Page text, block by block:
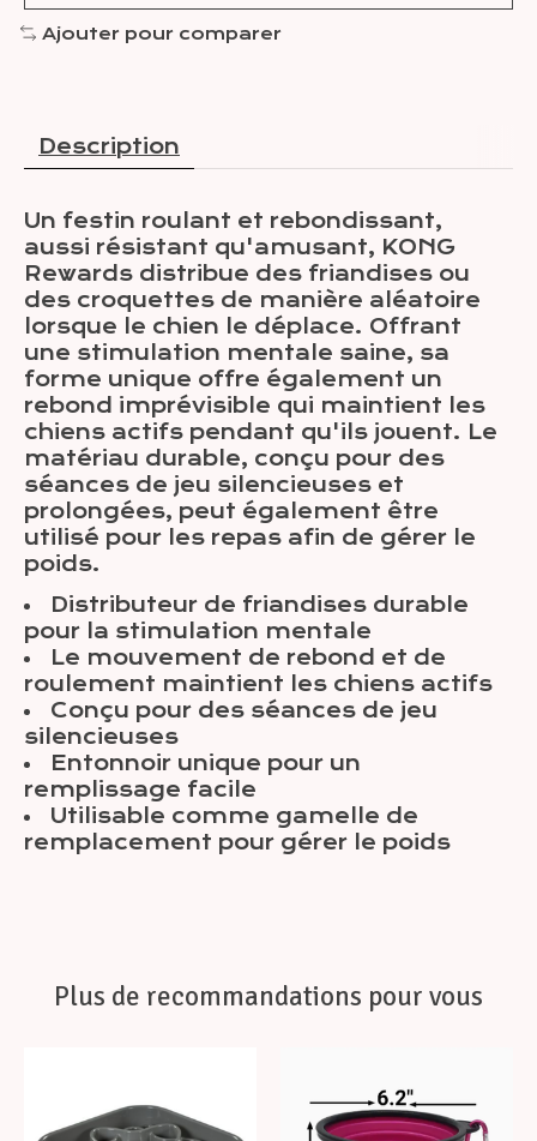
Ajouter pour comparer
Description
Un festin roulant et rebondissant,
aussi résistant qu'amusant, KONG
Rewards distribue des friandises ou
des croquettes de manière aléatoire
lorsque le chien le déplace. Offrant
une stimulation mentale saine, sa
forme unique offre également un
rebond imprévisible qui maintient les
chiens actifs pendant qu'ils jouent. Le
matériau durable, conçu pour des
séances de jeu silencieuses et
prolongées, peut également être
utilisé pour les repas afin de gérer le
poids.
Distributeur de friandises durable
pour la stimulation mentale
Le mouvement de rebond et de
roulement maintient les chiens actifs
Conçu pour des séances de jeu
silencieuses
Entonnoir unique pour un
remplissage facile
Utilisable comme gamelle de
remplacement pour gérer le poids
Plus de recommandations pour vous